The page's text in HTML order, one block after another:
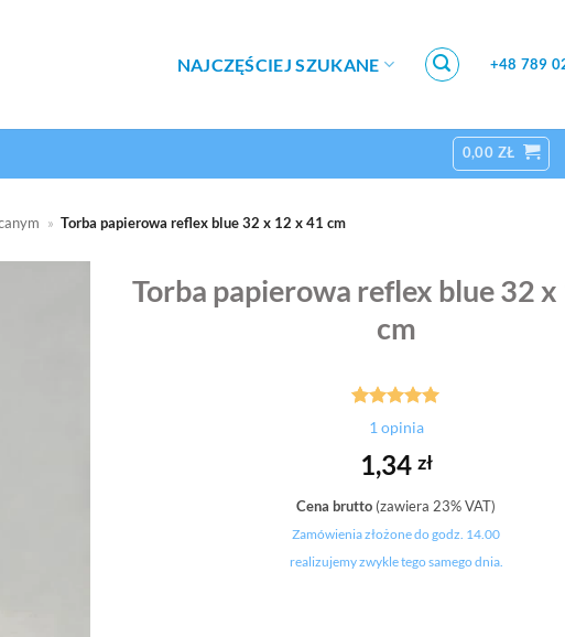
NAJCZĘŚCIEJ SZUKANE +48 789
0,00 ZŁ
» Torba papierowa reflex blue 32 x 12 x 41 cm
Torba papierowa reflex blue 32 x
cm
Oceniony
5.00na 5
na
podstawie
klienta
1 opinia
1,34 zł
Cena brutto (zawiera 23% VAT)
Zamówienia złożone do godz. 14.00
realizujemy zwykle tego samego dnia.